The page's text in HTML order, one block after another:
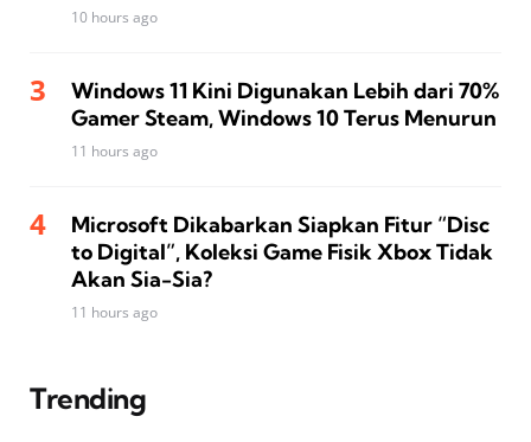
10 hours ago
Windows 11 Kini Digunakan Lebih dari 70%
Gamer Steam, Windows 10 Terus Menurun
11 hours ago
Microsoft Dikabarkan Siapkan Fitur “Disc
to Digital”, Koleksi Game Fisik Xbox Tidak
Akan Sia-Sia?
11 hours ago
Trending